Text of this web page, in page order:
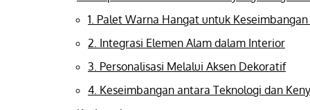
1. Palet Warna Hangat untuk
2. Integrasi Elemen Alam dalam Interior
3. Personalisasi Melalui Aksen Dekoratif
4. Keseimbangan antara Teknologi dan